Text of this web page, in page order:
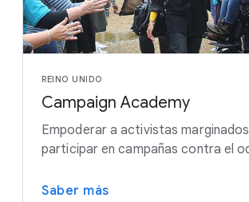
REINO UNIDO
Campaign Academy
Empoderar a activistas
participar en campañas contra el
Saber más